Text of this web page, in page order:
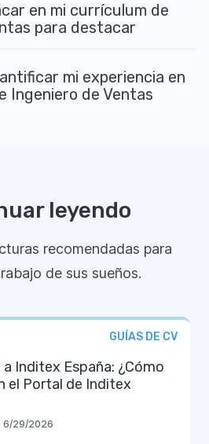
en mi currículum de
para destacar
mi experiencia en
Ingeniero de Ventas
leyendo
recomendadas para
de sus sueños.
GUÍAS DE CV
a Inditex España: ¿Cómo
el Portal de Inditex
6/29/2026